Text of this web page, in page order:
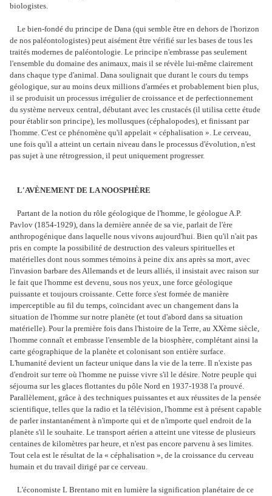
biologistes.
Le bien-fondé du principe de Dana (qui semble être en dehors de l'horizon
de nos paléontologistes) peut aisément être vérifié sur les bases de tous les
traités modernes de paléontologie. Le principe n'embrasse pas seulement
l'ensemble du domaine des animaux, mais il se révèle lui-même clairement
dans chaque type d'animal. Dana soulignait que durant le cours du temps
géologique, sur au moins deux millions d'armées et probablement bien plus,
il se produisit un processus irrégulier de croissance et de perfectionnement
du système nerveux central, débutant avec les crustacés (il utilisa cette étude
pour établir son principe), les mollusques (céphalopodes), et finissant par
l'homme. C'est ce phénomène qu'il appelait « céphalisation ». Le cerveau,
une fois qu'il a atteint un certain niveau dans le processus d'évolution, n'est
pas sujet à une rétrogression, il peut uniquement progresser.
L'AVÈNEMENT DE LA NOOSPHÈRE
Partant de la notion du rôle géologique de l'homme, le géologue A.P.
Pavlov (1854-1929), dans la dernière année de sa vie, parlait de l'ère
anthropogénique dans laquelle nous vivons aujourd'hui. Bien qu'il n'ait pas
pris en compte la possibilité de destruction des valeurs spirituelles et
matérielles dont nous sommes témoins à peine dix ans après sa mort, avec
l'invasion barbare des Allemands et de leurs alliés, il insistait avec raison sur
le fait que l'homme est devenu, sous nos yeux, une force géologique
puissante et toujours croissante. Cette force s'est formée de manière
imperceptible au fil du temps, coïncidant avec un changement dans la
situation de l'homme sur notre planète (et tout d'abord dans sa situation
matérielle). Pour la première fois dans l'histoire de la Terre, au XXème siècle,
l'homme connaît et embrasse l'ensemble de la biosphère, complétant ainsi la
carte géographique de la planète et colonisant son entière surface.
L'humanité devient un facteur unique dans la vie de la terre. Il n'existe pas
d'endroit sur terre où l'homme ne puisse vivre s'il le désire. Notre peuple qui
séjourna sur les glaces flottantes du pôle Nord en 1937-1938 l'a prouvé.
Parallèlement, grâce à des techniques puissantes et aux réussites de la pensée
scientifique, telles que la radio et la télévision, l'homme est à présent capable
de parler instantanément à n'importe qui et de n'importe quel endroit de la
planète s'il le souhaite. Le transport aérien a atteint une vitesse de plusieurs
centaines de kilomètres par heure, et n'est pas encore parvenu à ses limites.
Tout cela est le résultat de la « céphalisation », de la croissance du cerveau
humain et du travail dirigé par ce cerveau.
L'économiste L Brentano mit en lumière la signification planétaire de ce